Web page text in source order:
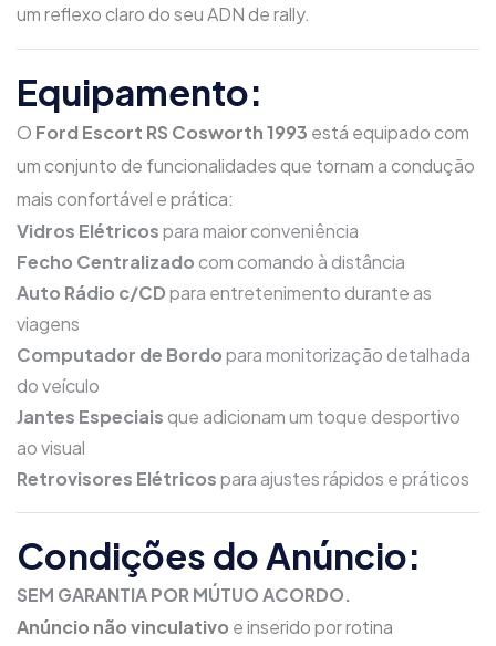
um reflexo claro do seu ADN de rally.
Equipamento:
O Ford Escort RS Cosworth 1993 está equipado com
um conjunto de funcionalidades que tornam a condução
mais confortável e prática:
Vidros Elétricospara maior conveniência
Fecho Centralizadocom comando à distância
Auto Rádio c/CDpara entretenimento durante as
viagens
Computador de Bordopara monitorização detalhada
do veículo
Jantes Especiaisque adicionam um toque desportivo
ao visual
Retrovisores Elétricospara ajustes rápidos e práticos
Condições do Anúncio:
SEM GARANTIA POR MÚTUO ACORDO.
Anúncio não vinculativo e inserido por rotina